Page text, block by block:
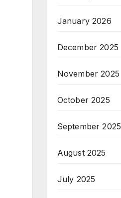
January 2026
December 2025
November 2025
October 2025
September 2025
August 2025
July 2025